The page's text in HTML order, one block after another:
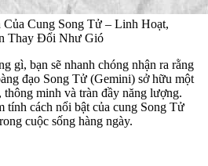
Cung Song Tử – Linh Hoạt,
Thay Đổi Như Gió
gì, bạn sẽ nhanh chóng nhận ra rằng
đạo Song Tử (Gemini) sở hữu một
minh và tràn đầy năng lượng.
tính cách nổi bật của cung Song Tử
cuộc sống hàng ngày.